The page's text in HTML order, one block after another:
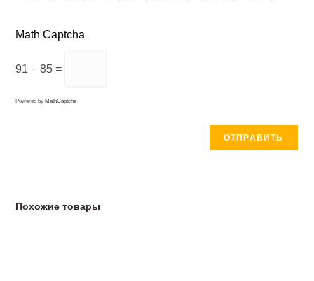
Math Captcha
91 − 85 =
Powered by MathCaptcha
Похожие товары